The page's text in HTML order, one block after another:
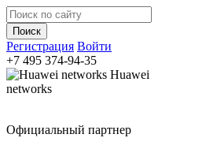
Регистрация Войти
+7 495 374-94-35
Huawei
networks
Официальный партнер